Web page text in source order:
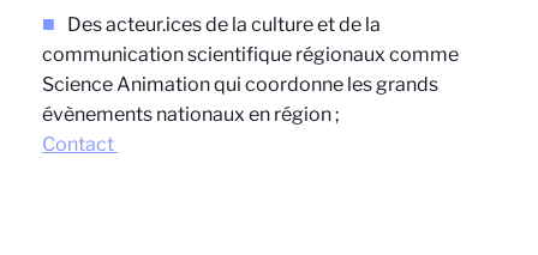
Des acteur.ices de la culture et de la
communication scientifique régionaux comme
Science Animation qui coordonne les grands
évènements nationaux en région ;
Contact